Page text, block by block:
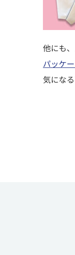
他にも
パッケ
気にな